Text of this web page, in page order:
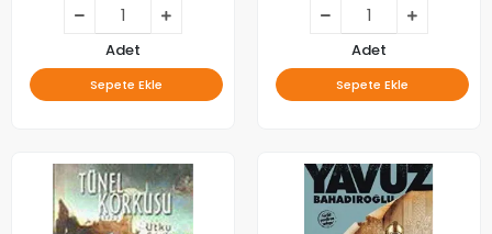
Adet
Sepete Ekle
Adet
Sepete Ekle